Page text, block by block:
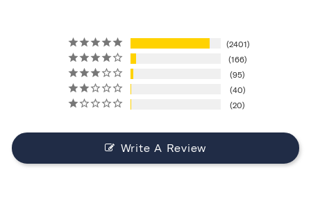
2401
166
95
40
20
Write A Review